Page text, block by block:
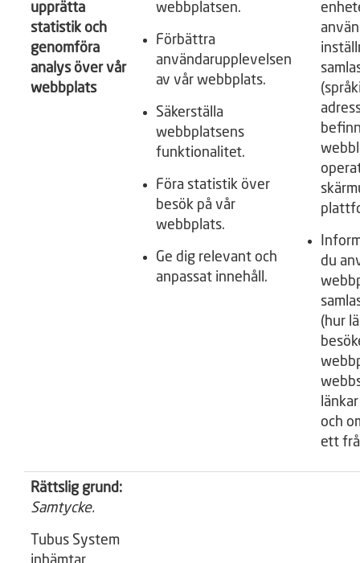
upprätta
statistik och
genomföra
analys över vår
webbplats
webbplatsen.
Förbättra
användarupplevelsen
av vår webbplats.
Säkerställa
webbplatsens
funktionalitet.
Föra statistik över
besök på vår
webbplats.
Ge dig relevant och
anpassat innehåll.
du
(hur
och
ett
Rättslig grund:
Samtycke.
Tubus System